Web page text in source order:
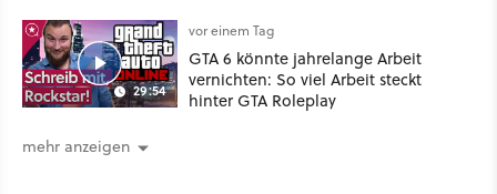
29:54
vor einem Tag
GTA 6 könnte jahrelange Arbeit
vernichten: So viel Arbeit steckt
hinter GTA Roleplay
mehr anzeigen